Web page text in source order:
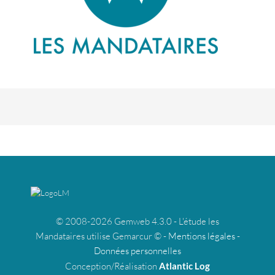
© 2008-2026 Gemweb 4.3.0 - L'étude les
Mandataires utilise Gemarcur © - Mentions légales-
Données personnelles
Conception/Réalisation Atlantic Log